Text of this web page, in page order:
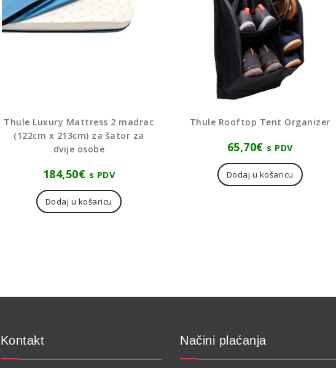
Thule Luxury Mattress 2 madrac
(122cm x 213cm) za šator za
dvije osobe
184,50€ s PDV
Dodaj u košaricu
Thule Rooftop Tent Organizer
65,70€ s PDV
Dodaj u košaricu
Kontakt Načini plaćanja